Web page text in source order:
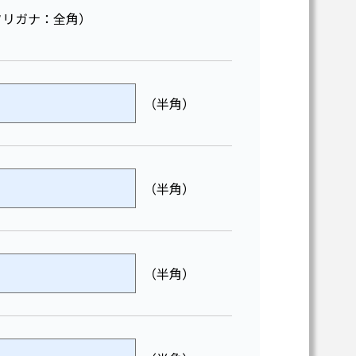
ガナ：全角）
（半角）
（半角）
（半角）